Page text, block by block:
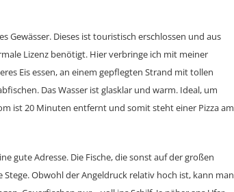
Gewässer. Dieses ist touristisch erschlossen und aus
Lizenz benötigt. Hier verbringe ich mit meiner
Eis essen, an einem gepflegten Strand mit tollen
Das Wasser ist glasklar und warm. Ideal, um
ist 20 Minuten entfernt und somit steht einer Pizza am
gute Adresse. Die Fische, die sonst auf der großen
Obwohl der Angeldruck relativ hoch ist, kann man